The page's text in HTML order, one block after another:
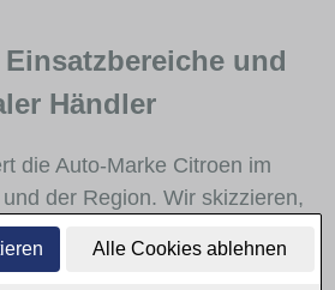
Alle Cookies ablehnen
und
Händler
die Auto-Marke Citroen im
der Region. Wir skizzieren,
Citroen stark vertreten
häufig im Stadt- und